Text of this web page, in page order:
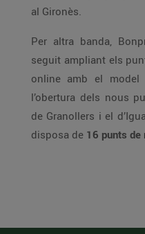
al Gironès.
Per altra banda,
seguit ampliant els
online amb el model de “compra i recull” amb
l’obertura dels nous punts de
de Granollers i el
disposa de 16 punts de